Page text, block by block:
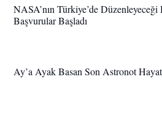
NASA’nın Türkiye’de
Başvurular Başladı
Ay’a Ayak Basan Son Astronot